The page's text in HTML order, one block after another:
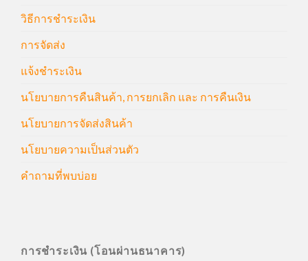
วิธีการชำระเงิน
การจัดส่ง
แจ้งชำระเงิน
นโยบายการคืนสินค้า, การยกเลิก และ การคืนเงิน
นโยบายการจัดส่งสินค้า
นโยบายความเป็นส่วนตัว
คำถามที่พบบ่อย
การชำระเงิน (โอนผ่านธนาคาร)